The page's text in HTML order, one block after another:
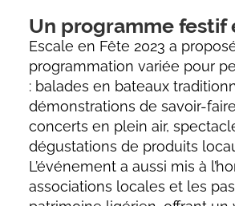
Un programme festif
Escale en Fête 2023 a
programmation variée pour
: balades en bateaux
démonstrations de savoir-
concerts en plein air,
dégustations de produits
L’événement a aussi mis à
associations locales et les